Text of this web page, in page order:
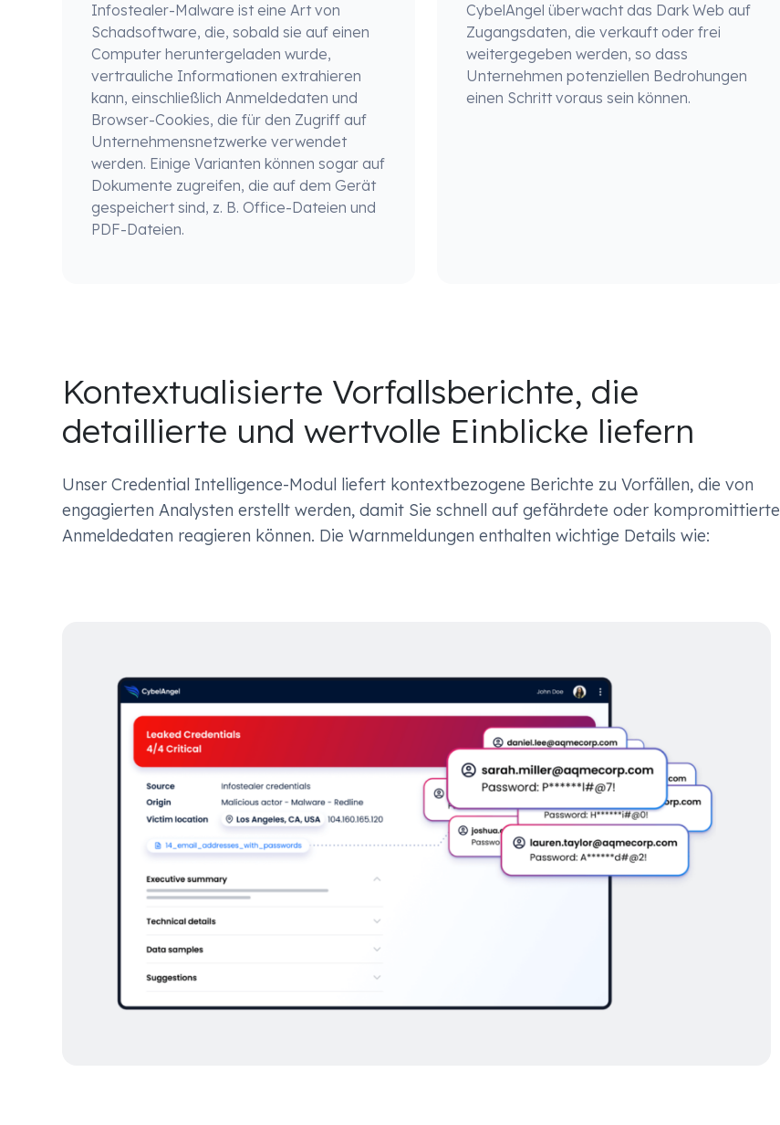
Infostealer-Malware ist eine Art von
Schadsoftware, die, sobald sie auf einen
Computer heruntergeladen wurde,
vertrauliche Informationen extrahieren
kann, einschließlich Anmeldedaten und
Browser-Cookies, die für den Zugriff auf
Unternehmensnetzwerke verwendet
werden. Einige Varianten können sogar auf
Dokumente zugreifen, die auf dem Gerät
gespeichert sind, z. B. Office-Dateien und
PDF-Dateien.
CybelAngel überwacht das Dark Web auf
Zugangsdaten, die verkauft oder frei
weitergegeben werden, so dass
Unternehmen potenziellen Bedrohungen
einen Schritt voraus sein können.
Kontextualisierte Vorfallsberichte, die
detaillierte und wertvolle Einblicke liefern
Unser Credential Intelligence-Modul liefert kontextbezogene Berichte zu Vorfällen, die von
engagierten Analysten erstellt werden, damit Sie schnell auf gefährdete oder kompromittierte
Anmeldedaten reagieren können. Die Warnmeldungen enthalten wichtige Details wie: